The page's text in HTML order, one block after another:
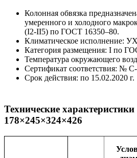
Колонная обвязка
умеренного и холодного
(I2-II5) по ГОСТ 16350–80.
Климатическое исполнение:
Категория размещения: I по
Температура окружающего
Сертификат соответствия: №
Срок действия: по 15.02.2020 г.
Технические
178×245×324×426